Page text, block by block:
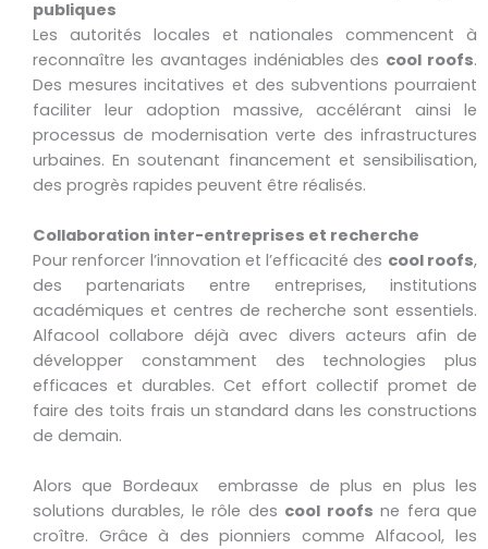
publiques
Les autorités locales et nationales commencent à
reconnaître les avantages indéniables des cool roofs.
Des mesures incitatives et des subventions pourraient
faciliter leur adoption massive, accélérant ainsi le
processus de modernisation verte des infrastructures
urbaines. En soutenant financement et sensibilisation,
des progrès rapides peuvent être réalisés.
Collaboration inter-entreprises et recherche
Pour renforcer l’innovation et l’efficacité des cool roofs,
des partenariats entre entreprises, institutions
académiques et centres de recherche sont essentiels.
Alfacool collabore déjà avec divers acteurs afin de
développer constamment des technologies plus
efficaces et durables. Cet effort collectif promet de
faire des toits frais un standard dans les constructions
de demain.
Alors que Bordeaux embrasse de plus en plus les
solutions durables, le rôle des cool roofs ne fera que
croître. Grâce à des pionniers comme Alfacool, les